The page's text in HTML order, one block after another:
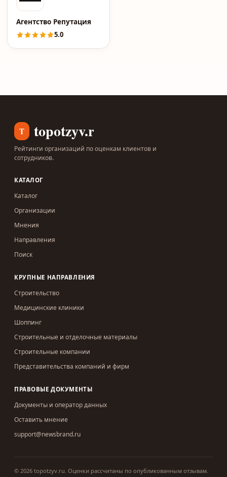
Агентство Репутация
5.0
T topotzyv.ru
Рейтинги организаций по оценкам клиентов и
сотрудников.
КАТАЛОГ
Каталог
Организации
Мнения
Направления
Поиск
КРУПНЫЕ НАПРАВЛЕНИЯ
Строительство
Медицинские клиники
Шоппинг
Строительные и отделочные материалы
Строительные компании
Представительства компаний и фирм
ПРАВОВЫЕ ДОКУМЕНТЫ
Документы и оператор данных
Оставить мнение
support@newsbrand.ru
© 2026 topotzyv.ru. Оценки рассчитаны по опубликованным отзывам.